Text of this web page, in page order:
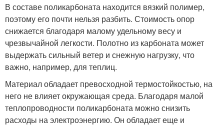
В составе поликарбоната находится вязкий полимер,
поэтому его почти нельзя разбить. Стоимость опор
снижается благодаря малому удельному весу и
чрезвычайной легкости. Полотно из карбоната может
выдержать сильный ветер и снежную нагрузку, что
важно, например, для теплиц.
Материал обладает превосходной термостойкостью, на
него не влияет окружающая среда. Благодаря малой
теплопроводности поликарбоната можно снизить
расходы на электроэнергию. Он обладает еще и